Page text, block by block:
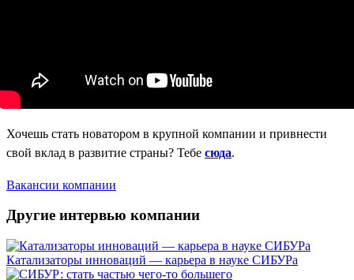
Хочешь стать новатором в крупной компании и привнести
свой вклад в развитие страны? Тебе сюда.
Вакансии компании
Другие интервью компании
Катализаторы инноваций — карьера в науке СИБУРа